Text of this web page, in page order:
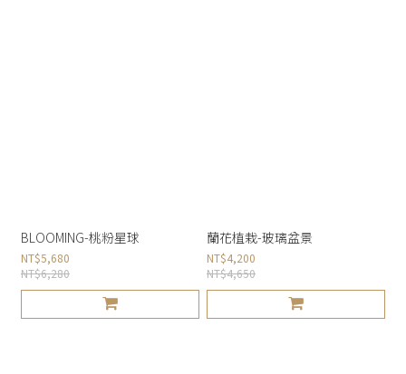
BLOOMING-桃粉星球
NT$5,680
NT$6,280
蘭花植栽-玻璃盆景
NT$4,200
NT$4,650